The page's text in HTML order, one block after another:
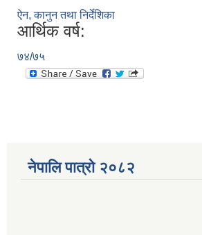
ऐन, कानुन तथा निर्देशिका
आर्थिक वर्ष:
७४/७५
नेपालि पात्रो २०८२